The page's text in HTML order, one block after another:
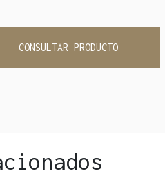
CONSULTAR PRODUCTO